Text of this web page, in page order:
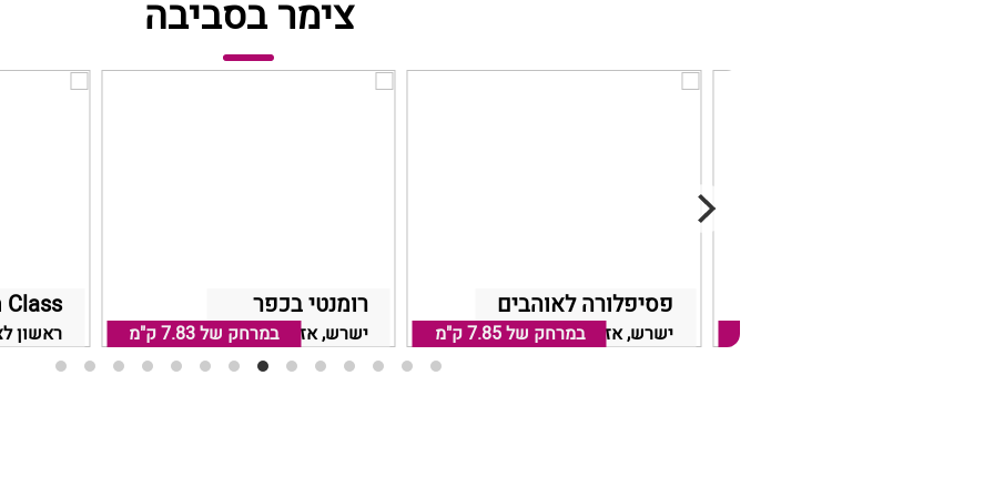
צימר בסביבה
Class
ראשון
רומנטי בכפר
ישרש, אזור רחובות
במרחק של7.83 ק"מ
פסיפלורה לאוהבים
ישרש, אזור רחובות
במרחק של7.85 ק"מ